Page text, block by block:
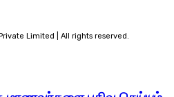
Limited | All rights reserved.